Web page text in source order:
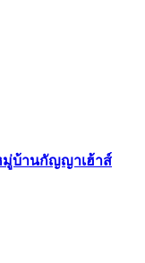
มู่บ้านกัญญาเฮ้าส์